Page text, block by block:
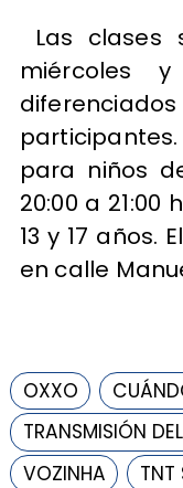
Las clases
miércoles
para niños
20:00 a
13 y 17 años.
en calle
OXXO
TRANSMISIÓN
VOZINHA
TNT